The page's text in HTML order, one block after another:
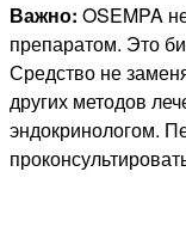
Важно: OSEMPA
препаратом. Это
Средство не
других методов
эндокринологом.